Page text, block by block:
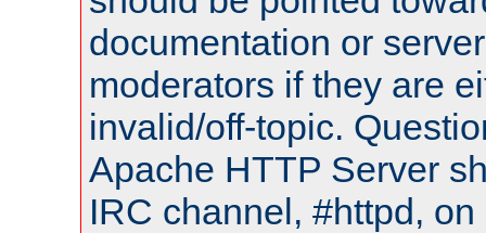
documentation or
moderators if they are
invalid/off-topic.
Apache HTTP Server
IRC channel, #httpd,